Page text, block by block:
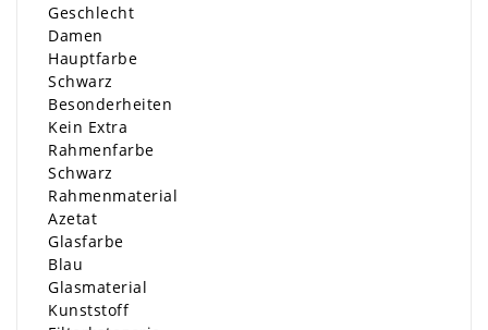
Geschlecht
Damen
Hauptfarbe
Schwarz
Besonderheiten
Kein Extra
Rahmenfarbe
Schwarz
Rahmenmaterial
Azetat
Glasfarbe
Blau
Glasmaterial
Kunststoff